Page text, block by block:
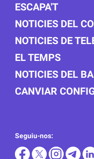
ESCAPA'T
NOTICIES DEL
NOTICIES DE
EL TEMPS
NOTICIES DEL
CANVIAR
Seguiu-nos: